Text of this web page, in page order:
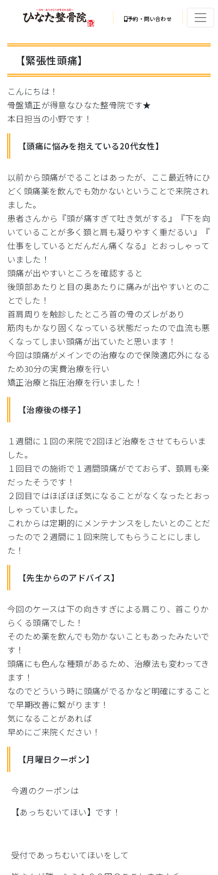
予約・問い合わせ
【緊張性頭痛】
こんにちは！
骨盤矯正が得意なひなた整骨院です★
本日担当の小野です！
【頭痛に悩みを抱えている20代女性】
以前から頭痛がでることはあったが、
ここ最近特にひ
どく頭痛薬を飲んでも効かないということで来院され
ました。
患者さんから『頭が痛すぎて吐き気がする』『下を向
いていることが多く頚と肩も凝りやすく重だるい』『
仕事をしているとだんだん痛くなる』とおっしゃって
いました！
頭痛が出やすいところを確認すると
後頭部あたりと目の奥あたりに痛みが出やすいとのこ
とでした！
首肩周りを触診したところ首の骨のズレがあり
筋肉もかなり固くなっている状態だったので血流も悪
くなってしまい頭痛が出ていたと思います！
今回は頭痛がメインでの治療なので保険適応外になる
ため30分の実費治療を行い
矯正治療と指圧治療を行いました！
【治療後の様子】
１週間に１回の来院で2回ほど治療をさせてもらいま
した。
１回目での施術で１週間頭痛がでておらず、 頚肩も楽
だったそうです！
２回目ではほぼほぼ気になることがなくなったとおっ
しゃっていま した。
これからは定期的にメンテナンスをしたいとのことだ
ったので２週間に１回来院してもらうことにしまし
た！
【先生からのアドバイス】
今回のケースは下の向きすぎによる肩こり、 首こりか
らくる頭痛でした！
そのため薬を飲んでも効かないこともあったみたいで
す！
頭痛にも色んな種類があるため、治療法も変わってき
ます！
なのでどういう時に頭痛がでるかなど明確にすること
で早期改善に繋がります！
気になることがあれば
早めにご来院ください！
【月曜日クーポン】
今週のクーポンは
【あっちむいてほい】です！
受付であっちむいてほいをして